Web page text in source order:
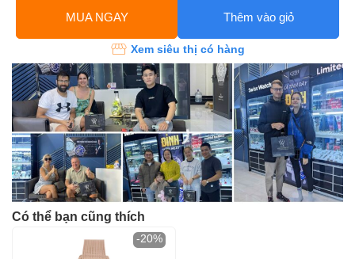
MUA NGAY Thêm vào giỏ
Xem siêu thị có hàng
Có thể bạn cũng thích
-20%